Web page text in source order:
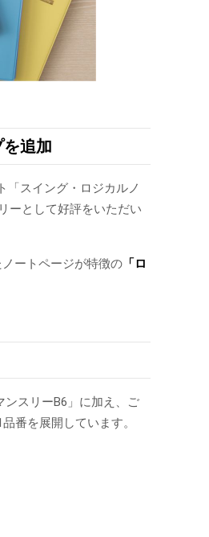
追加
「スイング・ロジカルノ
ーとして好評をいただい
ートページが特徴の 「ロ
スリーB6」に加え、ご
番を展開しています。